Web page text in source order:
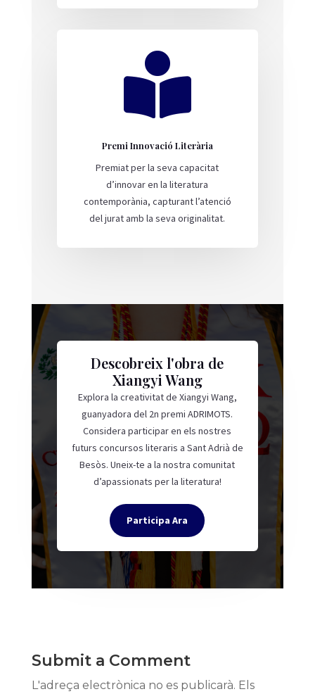

Premi Innovació Literària
Premiat per la seva capacitat
d’innovar en la literatura
contemporània, capturant l’atenció
del jurat amb la seva originalitat.
Descobreix l'obra de
Xiangyi Wang
Explora la creativitat de Xiangyi Wang,
guanyadora del 2n premi ADRIMOTS.
Considera participar en els nostres
futurs concursos literaris a Sant Adrià de
Besòs. Uneix-te a la nostra comunitat
d’apassionats per la literatura!
Participa Ara
Submit a Comment
L'adreça electrònica no es publicarà. Els